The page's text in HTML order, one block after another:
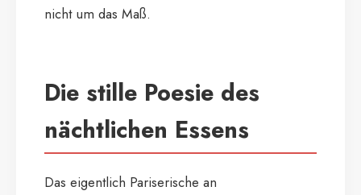
nicht um das Maß.
Die stille Poesie des
nächtlichen Essens
Das eigentlich Pariserische an